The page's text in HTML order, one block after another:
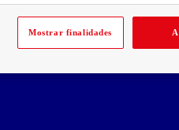
Mostrar finalidades